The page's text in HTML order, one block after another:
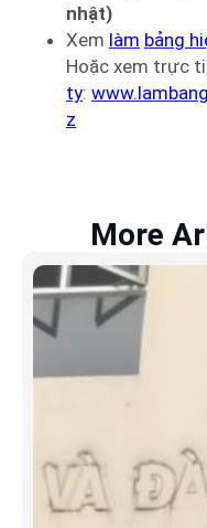
nhật)
Xem làm bảng
Hoặc xem trực
ty:
z
More